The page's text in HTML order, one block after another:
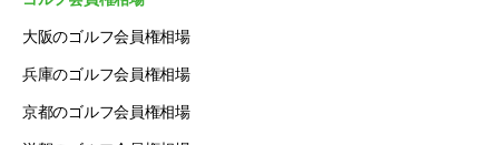
大阪のゴルフ会員権相場
兵庫のゴルフ会員権相場
京都のゴルフ会員権相場